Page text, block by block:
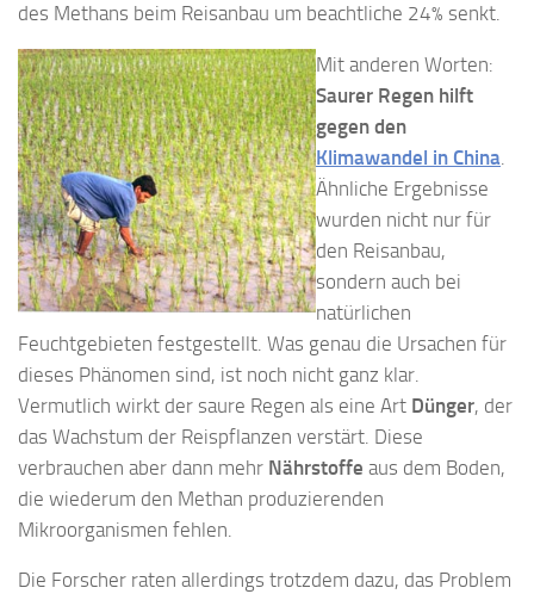
des Methans beim Reisanbau um beachtliche 24% senkt.
Mit anderen Worten:
Saurer Regen hilft
gegen den
Klimawandel in China
Ähnliche Ergebnisse
wurden nicht nur für
den Reisanbau,
sondern auch bei
natürlichen
Feuchtgebieten festgestellt. Was genau die Ursachen für
dieses Phänomen sind, ist noch nicht ganz klar.
Vermutlich wirkt der saure Regen als eine Art Dünger, der
das Wachstum der Reispflanzen verstärt. Diese
verbrauchen aber dann mehr Nährstoffe aus dem Boden,
die wiederum den Methan produzierenden
Mikroorganismen fehlen.
Die Forscher raten allerdings trotzdem dazu, das Problem